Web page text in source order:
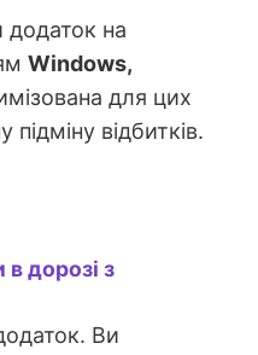
на
Windows,
для цих
відбитків.
дорозі з
Ви